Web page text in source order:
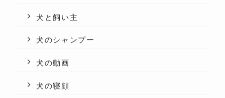
犬と飼い主
犬のシャンプー
犬の動画
犬の寝顔